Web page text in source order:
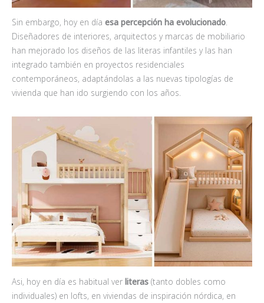
Sin embargo, hoy en día esa percepción ha evolucionado.
Diseñadores de interiores, arquitectos y marcas de mobiliario
han mejorado los diseños de las literas infantiles y las han
integrado también en proyectos residenciales
contemporáneos, adaptándolas a las nuevas tipologías de
vivienda que han ido surgiendo con los años.
Asi, hoy en día es habitual ver literas (tanto dobles como
individuales) en lofts, en viviendas de inspiración nórdica, en